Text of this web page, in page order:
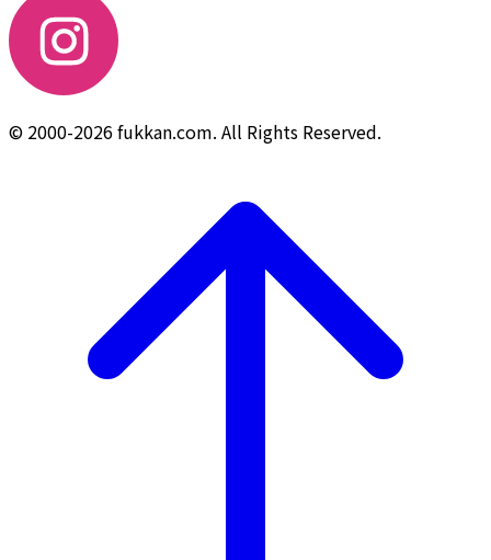
© 2000-2026 fukkan.com. All Rights Reserved.